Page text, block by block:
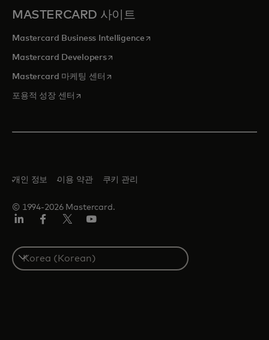
MASTERCARD 사이트
Mastercard Business Intelligence새 탭에서 열림
Mastercard Developers새 탭에서 열림
Mastercard 마케팅 센터 새 탭에서 열림
포용적 성장 센터 새 탭에서 열림
© 1994-2026 Mastercard.
개인 정보 이용 약관 쿠키 관리
S
e
In
ook
터/
X
브